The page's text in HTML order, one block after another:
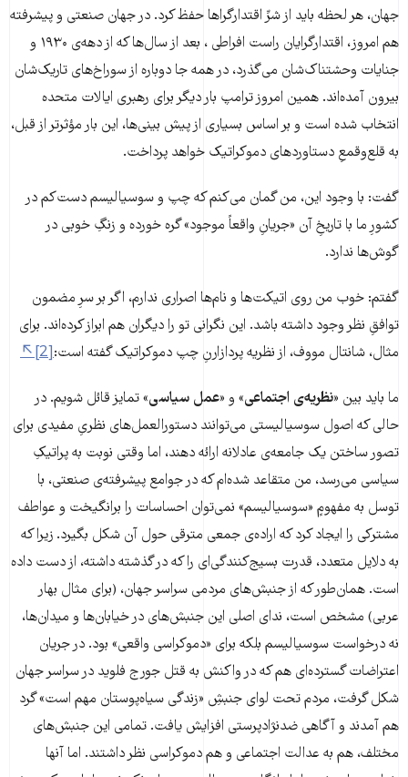
جهان، هر لحظه باید از شرِّ اقتدارگراها حفظ کرد. در جهان صنعتی و پیشرفته
هم امروز، اقتدارگرایان راست افراطی ، بعد از سال‌ها که از دهه‌ی ۱۹۳۰ و
جنایات وحشتناک‌شان می‌گذرد، در همه جا دوباره از سوراخ‌های تاریک‌شان
بیرون آمده‌اند. همین امروز ترامپ بار دیگر برای رهبری ایالات متحده
انتخاب شده است و بر اساس بسیاری از پیش بینی‌ها، این بار مؤثرتر از قبل،
به قلع‌و‌قمعِ دستاوردهای دموکراتیک خواهد پرداخت.
گفت: با وجود این، من گمان می‌کنم که چپ و سوسیالیسم دست‌کم در
کشورِ ما با تاریخِ آن «جریانِ واقعاً موجود» گره خورده و زنگِ خوبی در
گوش‌ها ندارد.
گفتم: خوب من روی اتیکت‌ها و نام‌ها اصراری ندارم، اگر بر سرِ مضمون
توافقِ نظر وجود داشته باشد. این نگرانی تو را دیگران هم ابراز کرده‌اند. برای
مثال، شانتال مووف، از نظریه پردازارنِ چپ دموکراتیک گفته است:[2]
ما باید بین «نظریه‌ی اجتماعی» و «عمل سیاسی» تمایز قائل شویم. در
حالی که اصول سوسیالیستی می‌توانند دستورالعمل‌های نظریِ مفیدی برای
تصور ساختن یک جامعه‌ی عادلانه ارائه دهند، اما وقتی نوبت به پراتیکِ
سیاسی می‌رسد، من متقاعد شده‌ام که در جوامع پیشرفته‌ی صنعتی، با
توسل به مفهومٍ «سوسیالیسم» نمی‌توان احساسات را برانگیخت و عواطف
مشترکی را ایجاد کرد که اراده‌ی جمعی مترقی حول آن شکل بگیرد. زیرا که
به دلایل متعدد، قدرت بسیج‌کنندگی‌ای را که در گذشته داشته، از دست داده
است. همان‌طور که از جنبش‌های مردمی سراسر جهان، (برای مثال بهار
عربی) مشخص است، ندای اصلی این جنبش‌های در خیابان‌ها و میدان‌ها،
نه درخواست سوسیالیسم بلکه برای «دموکراسی واقعی» بود. در جریان
اعتراضات گسترده‌ای هم که در واکنش به قتل جورج فلوید در سراسر جهان
شکل گرفت، مردم تحت لوای جنبشِ «زندگی سیاه‌پوستان مهم است» گرد
هم آمدند و آگاهی ضد‌نژادپرستی افزایش یافت. تمامی این جنبش‌های
مختلف، هم به عدالت اجتماعی و هم دموکراسی نظر داشتند. اما آنها